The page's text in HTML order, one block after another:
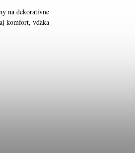
na dekoratívne
komfort, vďaka